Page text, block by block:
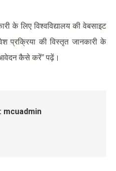
के लिए विश्वविद्यालय की वेबसाइट
प्रक्रिया की विस्तृत जानकारी के
कैसे करें” पढ़ें।
mcuadmin